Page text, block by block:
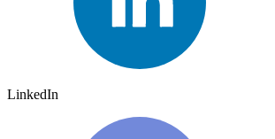
LinkedIn